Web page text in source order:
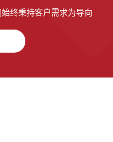
终秉持客户需求为导向